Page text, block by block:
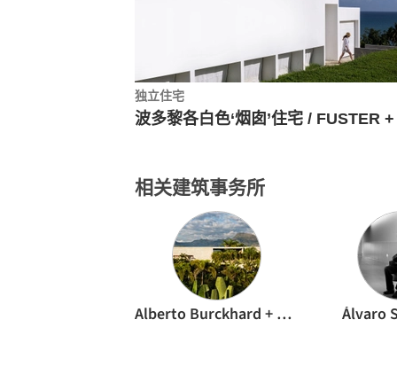
独立住宅
相关建筑事务所
Alberto Burckhard + Carolina Echeverri Álvaro